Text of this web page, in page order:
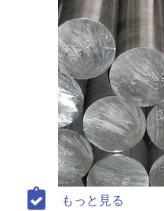
もっと見る